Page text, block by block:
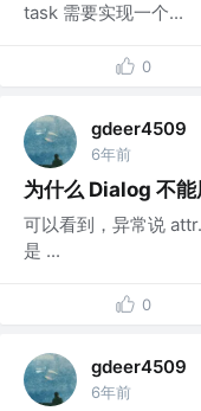
task 需要实现一个...
0
gdeer4509
6年前
为什么 Dialog 不
可以看到，异常说
是 ...
0
gdeer4509
6年前